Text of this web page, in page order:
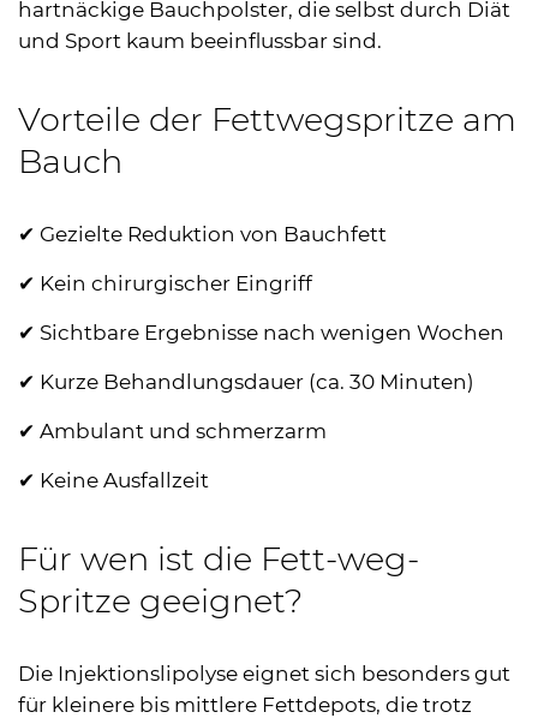
hartnäckige Bauchpolster, die selbst durch Diät
und Sport kaum beeinflussbar sind.
Vorteile der Fettwegspritze am
Bauch
✔ Gezielte Reduktion von Bauchfett
✔ Kein chirurgischer Eingriff
✔ Sichtbare Ergebnisse nach wenigen Wochen
✔ Kurze Behandlungsdauer (ca. 30 Minuten)
✔ Ambulant und schmerzarm
✔ Keine Ausfallzeit
Für wen ist die Fett-weg-
Spritze geeignet?
Die Injektionslipolyse eignet sich besonders gut
für kleinere bis mittlere Fettdepots, die trotz